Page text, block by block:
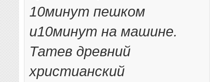
10минут пешком
и10минут на машине.
Татев древний
христианский